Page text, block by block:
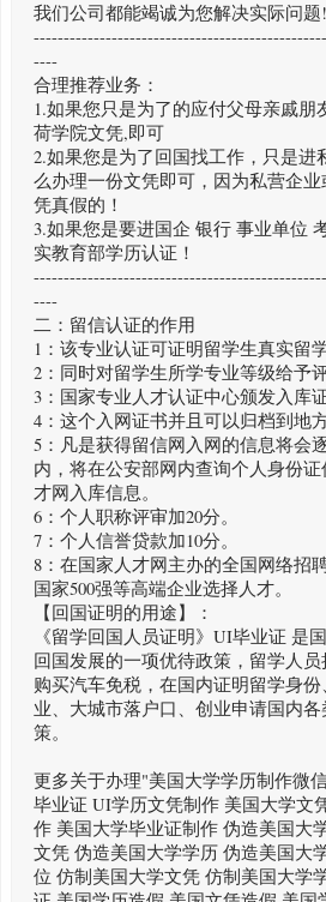
我们公司都能竭诚为您解决实际问题!
----
合理推荐业务：
1.如果您只是为了的应付父母亲戚朋
荷学院文凭,即可
2.如果您是为了回国找工作，只是进
么办理一份文凭即可，因为私营企
凭真假的！
3.如果您是要进国企 银行 事业单位
实教育部学历认证！
----
二：留信认证的作用
1：该专业认证可证明留学生真实留学
2：同时对留学生所学专业等级给予评
3：国家专业人才认证中心颁发入库
4：这个入网证书并且可以归档到地
5：凡是获得留信网入网的信息将会
内，将在公安部网内查询个人身份
才网入库信息。
6：个人职称评审加20分。
7：个人信誉贷款加10分。
8：在国家人才网主办的全国网络招
国家500强等高端企业选择人才。
【回国证明的用途】：
《留学回国人员证明》UI毕业证 是
回国发展的一项优待政策，留学人
购买汽车免税，在国内证明留学身
业、大城市落户口、创业申请国内
策。
更多关于办理"美国大学学历制作微
毕业证 UI学历文凭制作 美国大学文
作 美国大学毕业证制作 伪造美国大
文凭 伪造美国大学学历 伪造美国大
位 仿制美国大学文凭 仿制美国大学